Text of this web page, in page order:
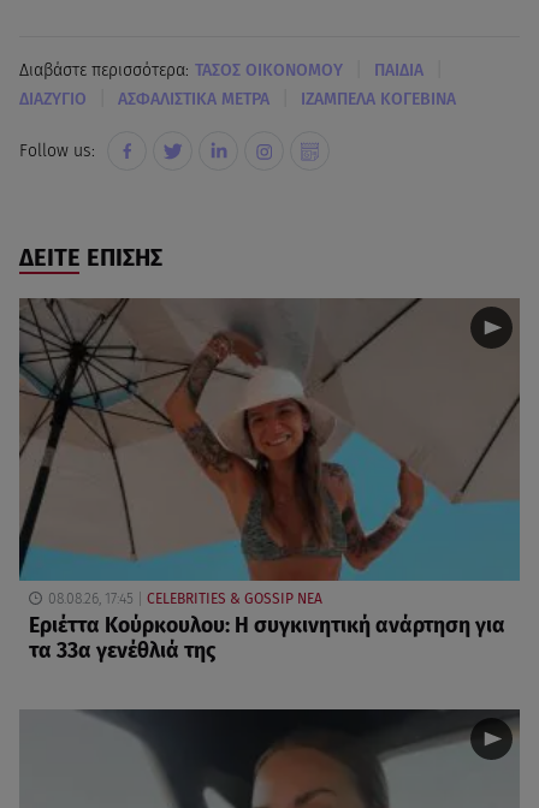
Διαβάστε περισσότερα: ΤΑΣΟΣ ΟΙΚΟΝΟΜΟΥ ΠΑΙΔΙΑ
ΔΙΑΖΥΓΙΟ ΑΣΦΑΛΙΣΤΙΚΑ ΜΕΤΡΑ ΙΖΑΜΠΕΛΑ ΚΟΓΕΒΙΝΑ
Follow us:
ΔΕΙΤΕ ΕΠΙΣΗΣ
08.08.26, 17:45 CELEBRITIES & GOSSIP ΝΕΑ
Εριέττα Κούρκουλου: Η συγκινητική ανάρτηση για
τα 33α γενέθλιά της